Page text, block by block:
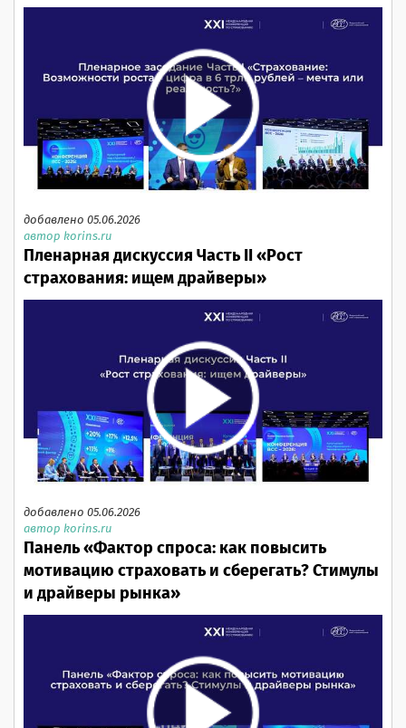
добавлено 05.06.2026
автор korins.ru
Пленарная дискуссия Часть II «Рост
страхования: ищем драйверы»
добавлено 05.06.2026
автор korins.ru
Панель «Фактор спроса: как повысить
мотивацию страховать и сберегать? Стимулы
и драйверы рынка»